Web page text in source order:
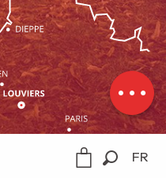
FR
Description
du consentement